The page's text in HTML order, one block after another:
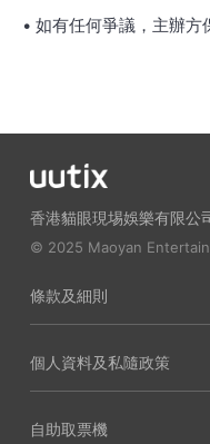
• 如有任何爭議，主辦方
香港貓眼現埸娛樂有限公
© 2025 Maoyan
條款及細則
個人資料及私隨政策
自助取票機